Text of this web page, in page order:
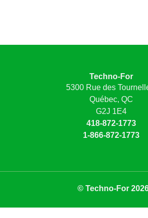
Techno-For
5300 Rue des
Québec, QC
G2J 1E4
418-872-1773
1-866-872-1773
© Techno-For